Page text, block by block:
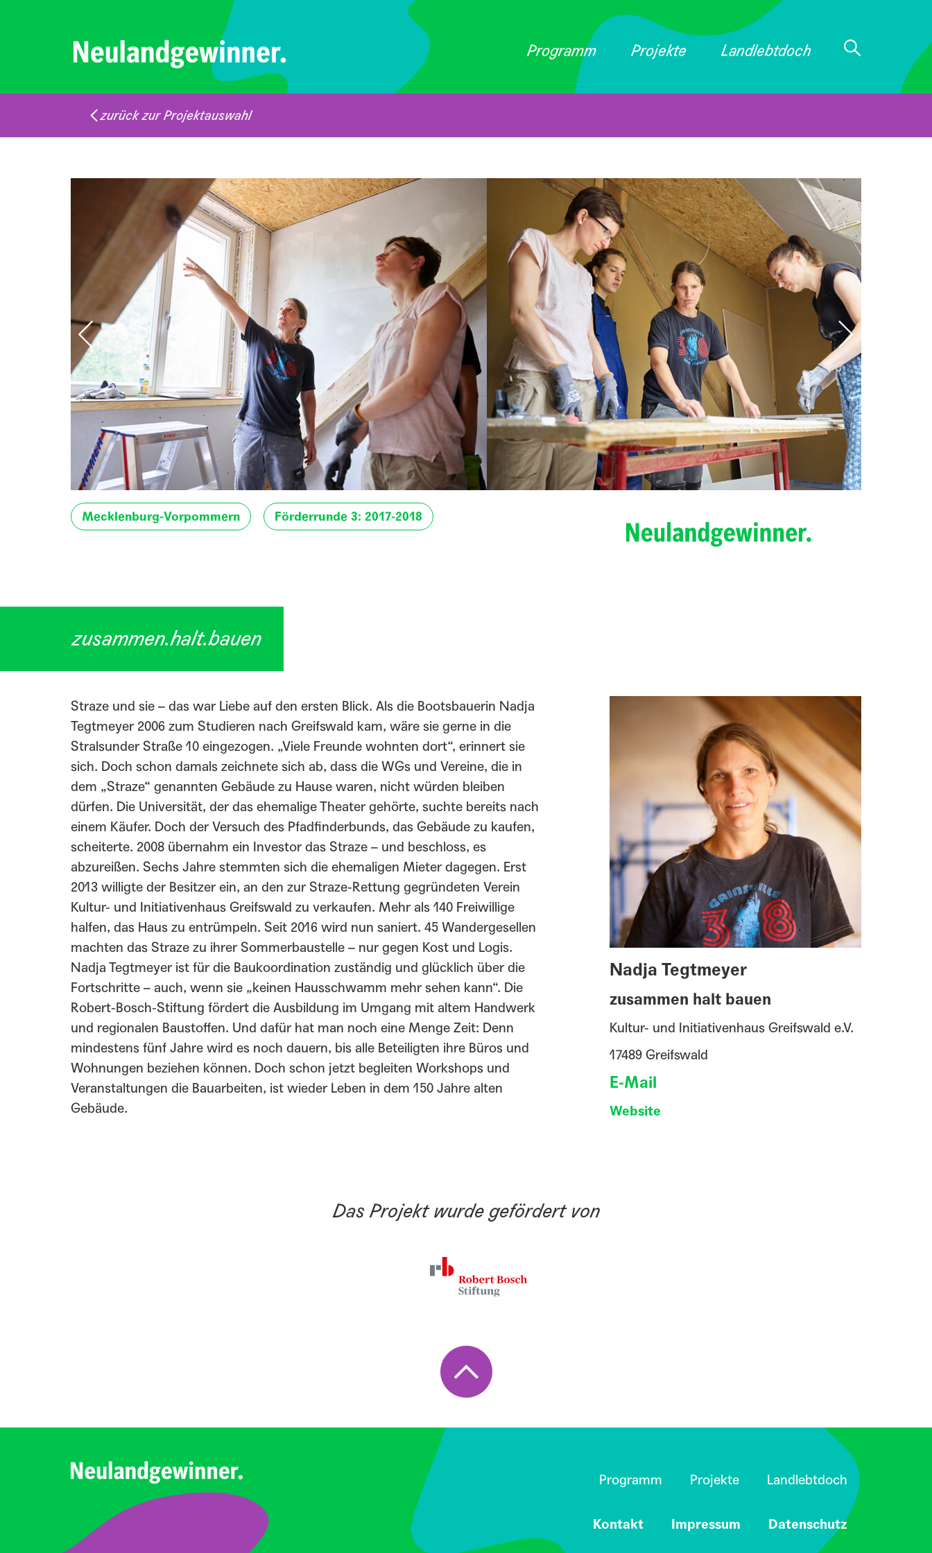
Programm Projekte Landlebtdoch
zurück zur Projektauswahl
Mecklenburg-Vorpommern Förderrunde 3: 2017-2018
zusammen.halt.bauen
Straze und sie – das war Liebe auf den ersten Blick. Als die Bootsbauerin Nadja
Tegtmeyer 2006 zum Studieren nach Greifswald kam, wäre sie gerne in die
Stralsunder Straße 10 eingezogen. „Viele Freunde wohnten dort“, erinnert sie
sich. Doch schon damals zeichnete sich ab, dass die WGs und Vereine, die in
dem „Straze“ genannten Gebäude zu Hause waren, nicht würden bleiben
dürfen. Die Universität, der das ehemalige Theater gehörte, suchte bereits nach
einem Käufer. Doch der Versuch des Pfadfinderbunds, das Gebäude zu kaufen,
scheiterte. 2008 übernahm ein Investor das Straze – und beschloss, es
abzureißen. Sechs Jahre stemmten sich die ehemaligen Mieter dagegen. Erst
2013 willigte der Besitzer ein, an den zur Straze-Rettung gegründeten Verein
Kultur- und Initiativenhaus Greifswald zu verkaufen. Mehr als 140 Freiwillige
halfen, das Haus zu entrümpeln. Seit 2016 wird nun saniert. 45 Wandergesellen
machten das Straze zu ihrer Sommerbaustelle – nur gegen Kost und Logis.
Nadja Tegtmeyer ist für die Baukoordination zuständig und glücklich über die
Fortschritte – auch, wenn sie „keinen Hausschwamm mehr sehen kann“. Die
Robert-Bosch-Stiftung fördert die Ausbildung im Umgang mit altem Handwerk
und regionalen Baustoffen. Und dafür hat man noch eine Menge Zeit: Denn
mindestens fünf Jahre wird es noch dauern, bis alle Beteiligten ihre Büros und
Wohnungen beziehen können. Doch schon jetzt begleiten Workshops und
Veranstaltungen die Bauarbeiten, ist wieder Leben in dem 150 Jahre alten
Gebäude.
Nadja Tegtmeyer
zusammen halt bauen
Kultur- und Initiativenhaus Greifswald e.V.
17489 Greifswald
E-Mail
Website
Das Projekt wurde gefördert von
Programm Projekte Landlebtdoch
Kontakt Impressum Datenschutz